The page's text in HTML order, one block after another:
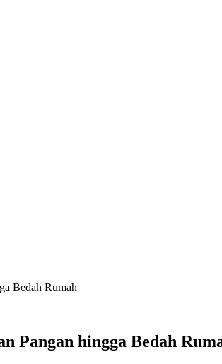
Bedah Rumah
Pangan hingga Bedah